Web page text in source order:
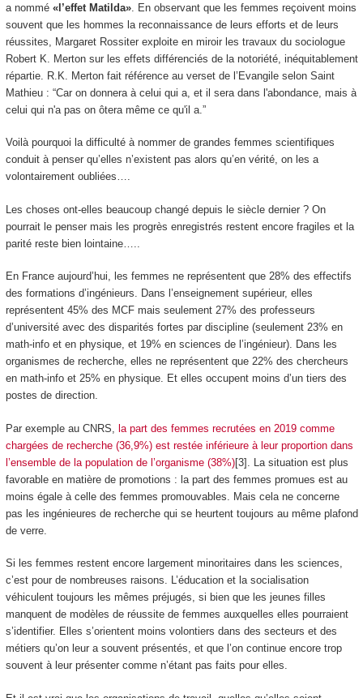
a nommé «l’effet Matilda». En observant que les femmes reçoivent moins
souvent que les hommes la reconnaissance de leurs efforts et de leurs
réussites, Margaret Rossiter exploite en miroir les travaux du sociologue
Robert K. Merton sur les effets différenciés de la notoriété, inéquitablement
répartie. R.K. Merton fait référence au verset de l’Evangile selon Saint
Mathieu : “Car on donnera à celui qui a, et il sera dans l'abondance, mais à
celui qui n'a pas on ôtera même ce qu'il a.”
Voilà pourquoi la difficulté à nommer de grandes femmes scientifiques
conduit à penser qu’elles n’existent pas alors qu’en vérité, on les a
volontairement oubliées….
Les choses ont-elles beaucoup changé depuis le siècle dernier ? On
pourrait le penser mais les progrès enregistrés restent encore fragiles et la
parité reste bien lointaine…..
En France aujourd’hui, les femmes ne représentent que 28% des effectifs
des formations d’ingénieurs. Dans l’enseignement supérieur, elles
représentent 45% des MCF mais seulement 27% des professeurs
d’université avec des disparités fortes par discipline (seulement 23% en
math-info et en physique, et 19% en sciences de l’ingénieur). Dans les
organismes de recherche, elles ne représentent que 22% des chercheurs
en math-info et 25% en physique. Et elles occupent moins d’un tiers des
postes de direction.
Par exemple au CNRS, la part des femmes recrutées en 2019 comme
chargées de recherche (36,9%) est restée inférieure à leur proportion dans
l’ensemble de la population de l’organisme (38%)[3]. La situation est plus
favorable en matière de promotions : la part des femmes promues est au
moins égale à celle des femmes promouvables. Mais cela ne concerne
pas les ingénieures de recherche qui se heurtent toujours au même plafond
de verre.
Si les femmes restent encore largement minoritaires dans les sciences,
c’est pour de nombreuses raisons. L’éducation et la socialisation
véhiculent toujours les mêmes préjugés, si bien que les jeunes filles
manquent de modèles de réussite de femmes auxquelles elles pourraient
s’identifier. Elles s’orientent moins volontiers dans des secteurs et des
métiers qu’on leur a souvent présentés, et que l’on continue encore trop
souvent à leur présenter comme n’étant pas faits pour elles.